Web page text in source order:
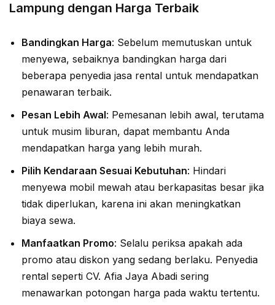
Lampung dengan Harga Terbaik
Bandingkan Harga: Sebelum memutuskan untuk
menyewa, sebaiknya bandingkan harga dari
beberapa penyedia jasa rental untuk mendapatkan
penawaran terbaik.
Pesan Lebih Awal: Pemesanan lebih awal, terutama
untuk musim liburan, dapat membantu Anda
mendapatkan harga yang lebih murah.
Pilih Kendaraan Sesuai Kebutuhan: Hindari
menyewa mobil mewah atau berkapasitas besar jika
tidak diperlukan, karena ini akan meningkatkan
biaya sewa.
Manfaatkan Promo: Selalu periksa apakah ada
promo atau diskon yang sedang berlaku. Penyedia
rental seperti CV. Afia Jaya Abadi sering
menawarkan potongan harga pada waktu tertentu.